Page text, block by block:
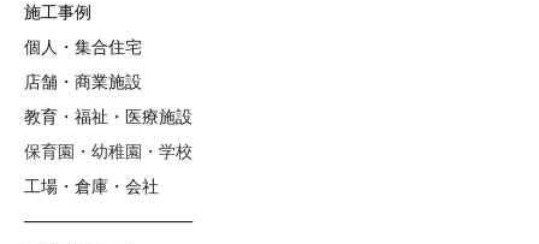
施工事例
個人・集合住宅
店舗・商業施設
教育・福祉・医療施設
保育園・幼稚園・学校
工場・倉庫・会社
——————————